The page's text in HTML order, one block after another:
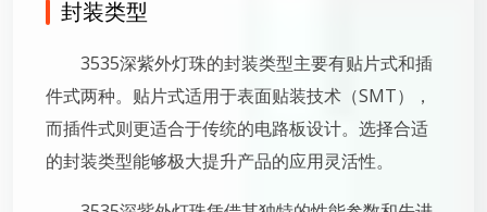
封装类型
3535深紫外灯珠的封装类型主要有贴片式和插
件式两种。贴片式适用于表面贴装技术（SMT），
而插件式则更适合于传统的电路板设计。选择合适
的封装类型能够极大提升产品的应用灵活性。